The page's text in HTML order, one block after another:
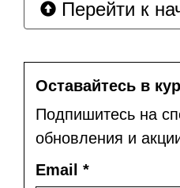
Перейти к
Оставайтесь в
Подпишитесь на
обновления и
Email *